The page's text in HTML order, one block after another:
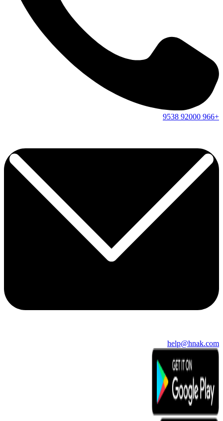
+966
92000
9538
help@hnak.com